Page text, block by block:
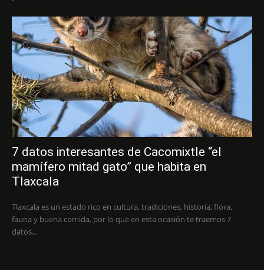
7 datos interesantes de Cacomixtle “el
mamífero mitad gato” que habita en
Tlaxcala
Tlaxcala es un estado rico en cultura, tradiciones, historia, flora,
fauna y buena comida, por lo que en esta ocasión te traemos 7
datos...